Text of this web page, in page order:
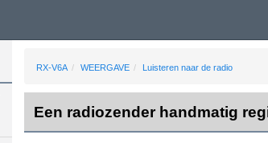
RX-V6A WEERGAVE Luisteren naar de radio
Een radiozender handmatig